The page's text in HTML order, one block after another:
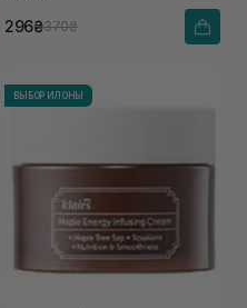
296₴370₴
ВЫБОР ИЛОНЫ